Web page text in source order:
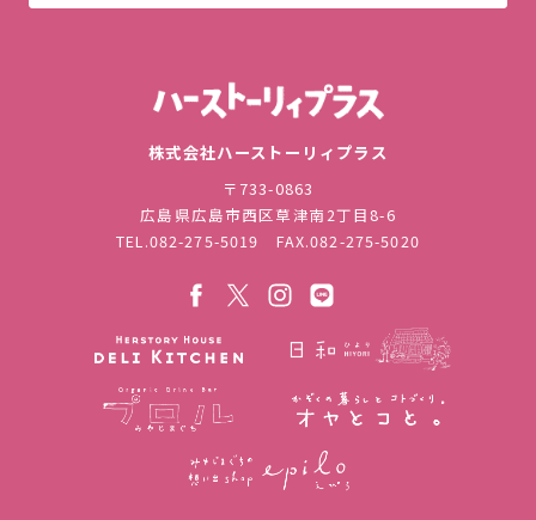
株式会社ハーストーリィプラス
〒733-0863
広島県広島市西区草津南2丁目8-6
TEL.082-275-5019 FAX.082-275-5020